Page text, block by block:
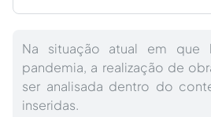
Na situação atual em que
pandemia, a realização de
ser analisada dentro do
inseridas.